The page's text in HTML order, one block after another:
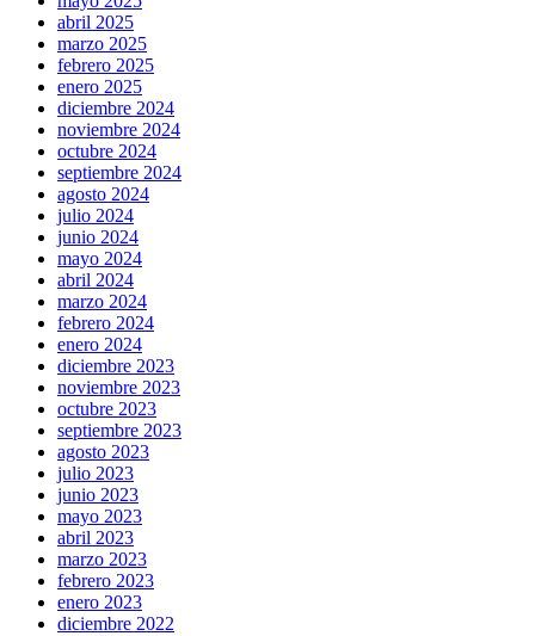
abril 2025
marzo 2025
febrero 2025
enero 2025
diciembre 2024
noviembre 2024
octubre 2024
septiembre 2024
agosto 2024
julio 2024
junio 2024
mayo 2024
abril 2024
marzo 2024
febrero 2024
enero 2024
diciembre 2023
noviembre 2023
octubre 2023
septiembre 2023
agosto 2023
julio 2023
junio 2023
mayo 2023
abril 2023
marzo 2023
febrero 2023
enero 2023
diciembre 2022